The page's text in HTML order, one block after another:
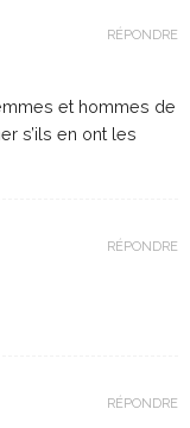
et hommes de
s’ils en ont les
RÉPONDRE
RÉPONDRE
RÉPONDRE